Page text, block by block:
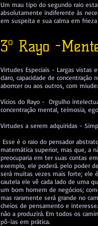
Um mau tipo do segundo raio
absolutamente indiferente às
em suspeita e sua calma em
3º Rayo -
Virtudes Especiais - Largas vistas
claro, capacidade de concentração
aborrcer ou aos outros, com
Vícios do Rayo - Orgulho
concentração mental, teimosia,
Virtudes a serem adquiridas -
Esse é o raio do pensador
matemática superior, mas que, a
preocuparia em ter suas contas
exemplo, ele poderá. pelo poder
será muitas vezes mais forte; ele
cautela ele vê cada lado de uma
um bom homem de negócios;
mas raramente será grande no
cheios de pensamento e
não a produzirá. Em todos os
pô-las em prática.